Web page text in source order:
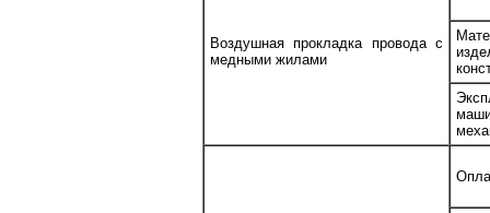
Воздушная прокладка провода с
медными жилами